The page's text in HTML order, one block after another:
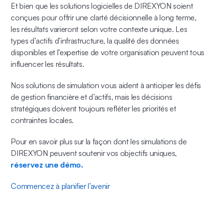
Et bien que les solutions logicielles de DIREXYON soient
conçues pour offrir une clarté décisionnelle à long terme,
les résultats varieront selon votre contexte unique. Les
types d’actifs d’infrastructure, la qualité des données
disponibles et l’expertise de votre organisation peuvent tous
influencer les résultats.
Nos solutions de simulation vous aident à anticiper les défis
de gestion financière et d’actifs, mais les décisions
stratégiques doivent toujours refléter les priorités et
contraintes locales.
Pour en savoir plus sur la façon dont les simulations de
DIREXYON peuvent soutenir vos objectifs uniques,
réservez une démo.
Commencez à planifier l’avenir